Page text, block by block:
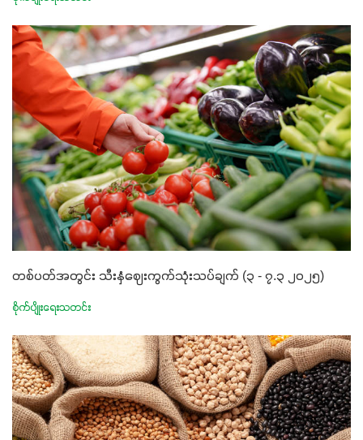
တစ်ပတ်အတွင်း သီးနှံဈေးကွက်သုံးသပ်ချက် (၃ - ၇.၃ ၂၀၂၅)
စိုက်ပျိုးရေးသတင်း